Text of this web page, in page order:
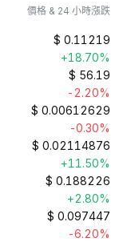
價格 & 24 小時漲跌
$ 0.11219
+18.70%
$ 56.19
-2.20%
$ 0.00612629
-0.30%
$ 0.02114876
+11.50%
$ 0.188226
+2.80%
$ 0.097447
-6.20%